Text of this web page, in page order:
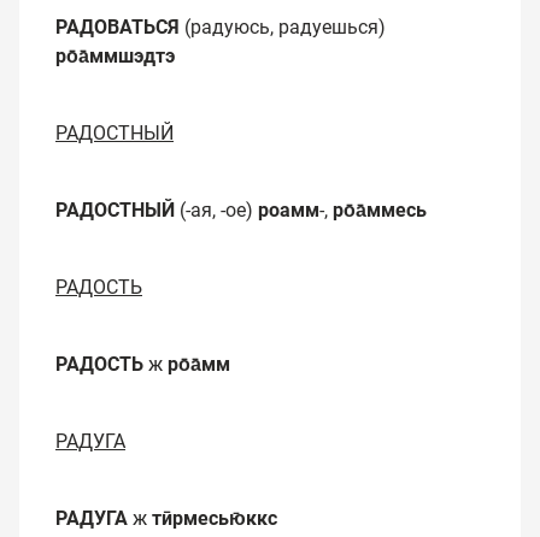
РАДОВАТЬСЯ (радуюсь, радуешься)
ро̄а̄ммшэдтэ
РАДОСТНЫЙ
РАДОСТНЫЙ (-ая, -ое) роамм-, ро̄а̄ммесь
РАДОСТЬ
РАДОСТЬ ж ро̄а̄мм
РАДУГА
РАДУГА ж тӣрмесью̄ккс